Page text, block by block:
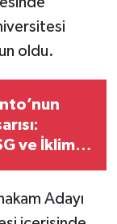
oldu.
ve İklim
Adayı